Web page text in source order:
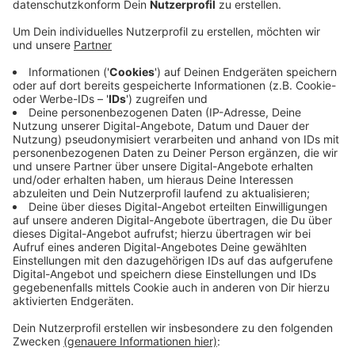
Anzeige
Mecklenbecker Straße eingstiegen und fünf
Bierfässer gestohlen. Die Fässer waren zwar leer -
trotzdem ist den Betreibern ein Schaden in Höhe von
mehreren hundert Euro entstanden: Für leere Fässer
gibt es Pfand in Getränkemärkten. Die Polizei jetzt
Zeugen, die im folgenden Zeitraum etwas
Verdächtiges beobachtet haben: Zwischen 22 Uhr am
Mittwoch (4. März) und Donnerstag Vormittag (5.
März). Um auf das Gelände zu kommen, mussten die
Täter einen Lamellenzaun zerschneiden und ein
Zaunelement abschrauben. Hinweise nimmt die Polizei
unter Tel.: 0251 275-0 entgegen.
Anzeige